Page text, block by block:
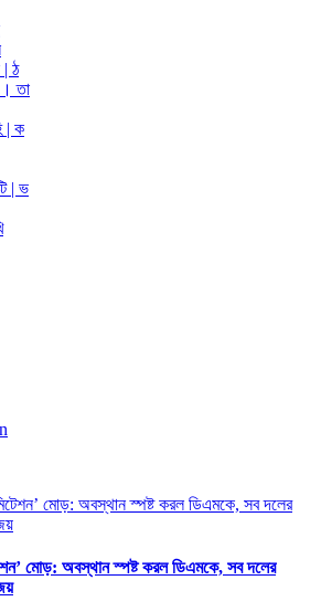
ঠ
তা
| ক
| ভ
মোড়: অবস্থান স্পষ্ট করল ডিএমকে, সব দলের